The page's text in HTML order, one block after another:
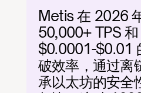
Metis 在 2026
50,000+ TPS 和
$0.0001-$0.01
破效率，通过离
承以太坊的安全